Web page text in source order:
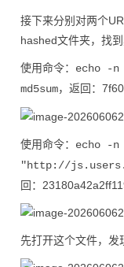
接下来分别对两个
hashed文件夹，找
使用命令： echo -
md5sum，返回：
使用命令： echo -n
"http://
回：
先打开这个文件，发